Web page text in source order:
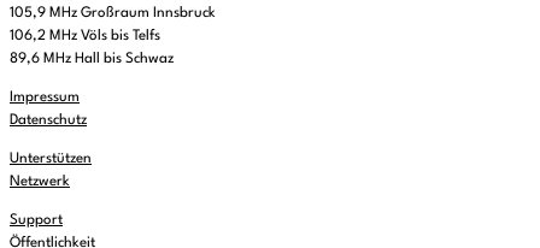
105,9 MHz Großraum Innsbruck
106,2 MHz Völs bis Telfs
89,6 MHz Hall bis Schwaz
Impressum
Datenschutz
Unterstützen
Netzwerk
Support
Öffentlichkeit